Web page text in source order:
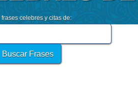
frases celebres y citas de: